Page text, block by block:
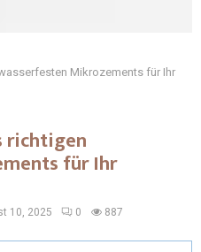
Mikrozements für Ihr
richtigen
für Ihr
10, 2025 0 887